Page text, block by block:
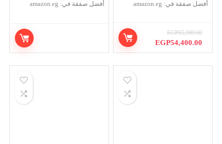
أفضل صفقة في: amazon.eg
EGP65,989.00
السعر
الأصلي
EGP54,400.00
السعر
الحالي
أفضل صفقة في: amazon.eg